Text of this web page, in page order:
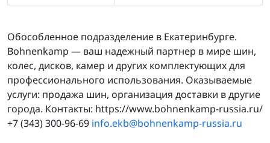
Обособленное подразделение в Екатеринбурге.
Bohnenkamp — ваш надежный партнер в мире шин,
колес, дисков, камер и других комплектующих для
профессионального использования. Оказываемые
услуги: продажа шин, организация доставки в другие
города. Контакты: https://www.bohnenkamp-russia.ru/
+7 (343) 300-96-69 info.ekb@bohnenkamp-russia.ru